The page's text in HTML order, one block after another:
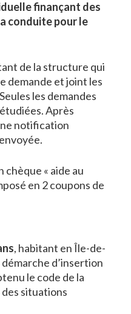
finançant des
conduite pour le
de la structure qui
demande et joint les
les demandes
Après
notification
chèque « aide au
en 2 coupons de
, habitant en Île-de-
d’insertion
le code de la
situations